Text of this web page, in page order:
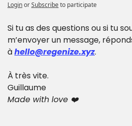
LoginorSubscribeto participate
Si tu as des questions ou si tu
m’envoyer un message,
à hello@regenize.xyz.
À très vite.
Guillaume
Made with love ❤️